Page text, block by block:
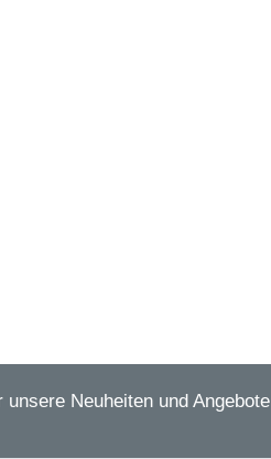
Neuheiten und Angebote